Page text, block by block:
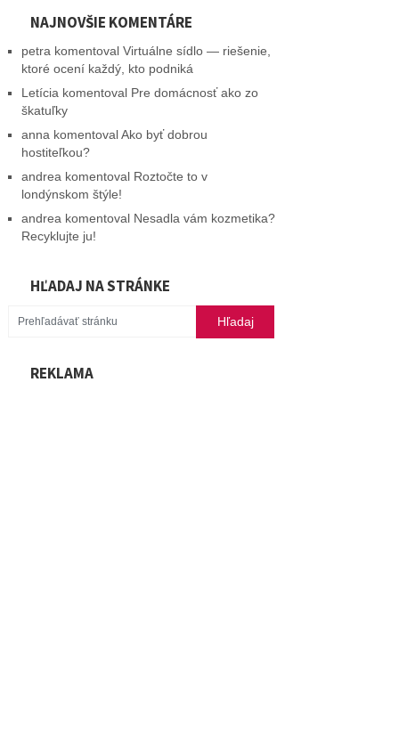
NAJNOVŠIE KOMENTÁRE
petra komentoval Virtuálne sídlo — riešenie,
ktoré ocení každý, kto podniká
Letícia komentoval Pre domácnosť ako zo
škatuľky
anna komentovalAko byť dobrou
hostiteľkou?
andrea komentoval Roztočte to v
londýnskom štýle!
andrea komentoval Nesadla vám kozmetika?
Recyklujte ju!
HĽADAJ NA STRÁNKE
REKLAMA